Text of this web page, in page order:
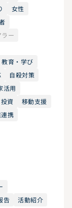
女性
ー
教育・学び
自殺対策
活用
資
移動支援
携
告
活動紹介